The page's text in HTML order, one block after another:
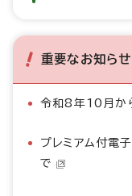
重要なお知らせ
令和8年10月か
プレミアム付電
で